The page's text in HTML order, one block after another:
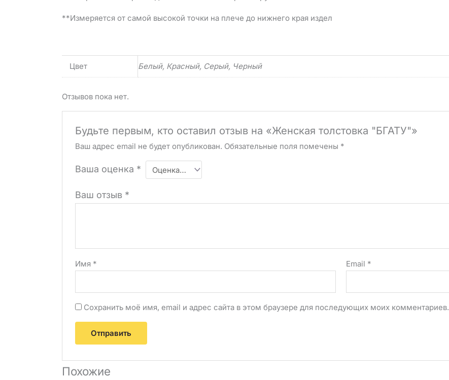
**Измеряется от самой высокой точки на плече до нижнего края издел
Цвет Белый, Красный, Серый, Черный
Отзывов пока нет.
Будьте первым, кто оставил отзыв на «Женская толстовка "БГАТУ"»
Ваш адрес email не будет опубликован. Обязательные поля помечены *
Ваша оценка *
Ваш отзыв *
Имя * Email *
Сохранить моё имя, email и адрес сайта в этом браузере для последующих моих комментариев.
Похожие